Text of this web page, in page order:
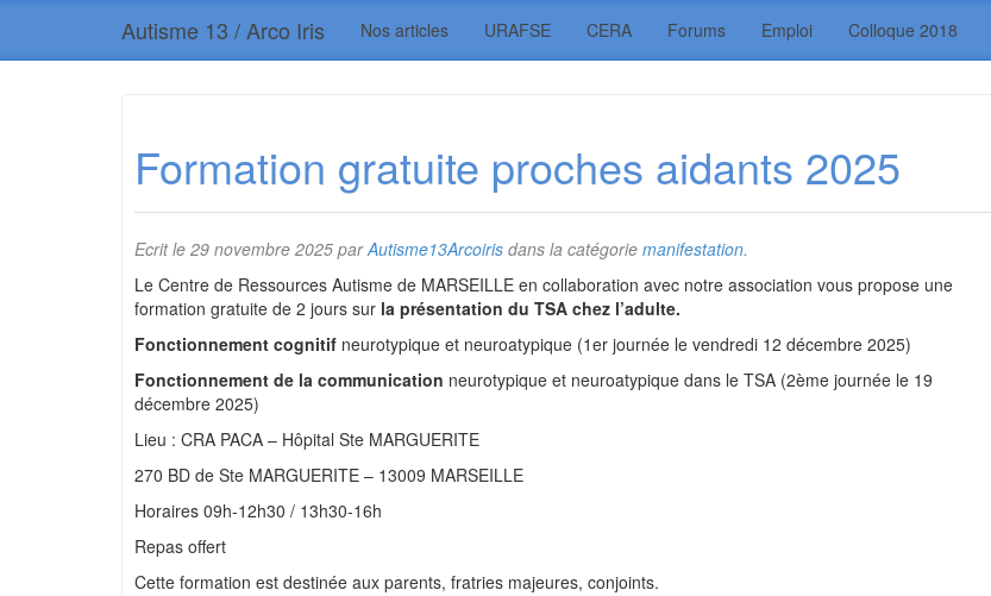
Autisme 13 / Arco Iris Nos articles URAFSE CERA Forums Emploi Colloque 2018
Formation gratuite proches aidants 2025
Ecrit le 29 novembre 2025 parAutisme13Arcoiris dans la catégorie manifestation.
Le Centre de Ressources Autisme de MARSEILLE en collaboration avec notre association vous propose une
formation gratuite de 2 jours sur la présentation du TSA chez l’adulte.
Fonctionnement cognitif neurotypique et neuroatypique (1er journée le vendredi 12 décembre 2025)
Fonctionnement de la communication neurotypique et neuroatypique dans le TSA (2ème journée le 19
décembre 2025)
Lieu : CRA PACA – Hôpital Ste MARGUERITE
270 BD de Ste MARGUERITE – 13009 MARSEILLE
Horaires 09h-12h30 / 13h30-16h
Repas offert
Cette formation est destinée aux parents, fratries majeures, conjoints.